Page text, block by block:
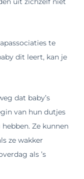
te
dit leert, kan je
dat baby’s
van hun dutjes
Ze kunnen
ze wakker
als ’s